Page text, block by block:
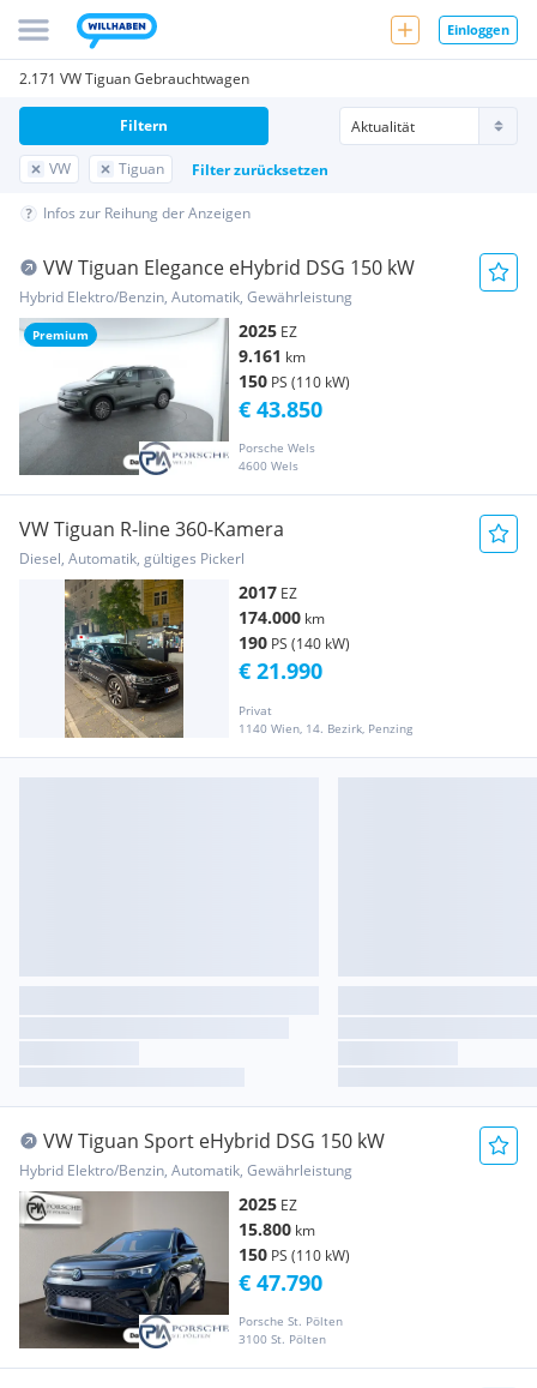
Einloggen
2.171 VW Tiguan Gebrauchtwagen
VW Tiguan Filter zurücksetzen
Filtern
Infos zur Reihung der Anzeigen
Premium
VW Tiguan Elegance eHybrid DSG 150 kW
Hybrid Elektro/Benzin, Automatik, Gewährleistung
2025 EZ
9.161 km
150 PS (110 kW)
Porsche Wels
4600 Wels
€ 43.850
VW Tiguan R-line 360-Kamera
Diesel, Automatik, gültiges Pickerl
2017 EZ
174.000 km
190 PS (140 kW)
Privat
1140 Wien, 14. Bezirk, Penzing
€ 21.990
VW Tiguan Sport eHybrid DSG 150 kW
Hybrid Elektro/Benzin, Automatik, Gewährleistung
2025 EZ
15.800 km
150 PS (110 kW)
Porsche St. Pölten
3100 St. Pölten
€ 47.790